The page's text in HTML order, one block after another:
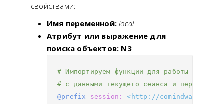
свойствами:
Имя переменной: local
Атрибут или выражение для
поиска объектов: N3
# Импортируем функции для работы
# с данными текущего сеанса и
@prefix
session:
<http://